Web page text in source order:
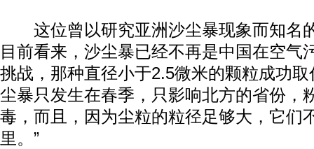
这位曾以研究亚洲沙尘暴现象而知名
目前看来，沙尘暴已经不再是中国在空气
挑战，那种直径小于2.5微米的颗粒成功
尘暴只发生在春季，只影响北方的省份，
毒，而且，因为尘粒的粒径足够大，它们
里。”